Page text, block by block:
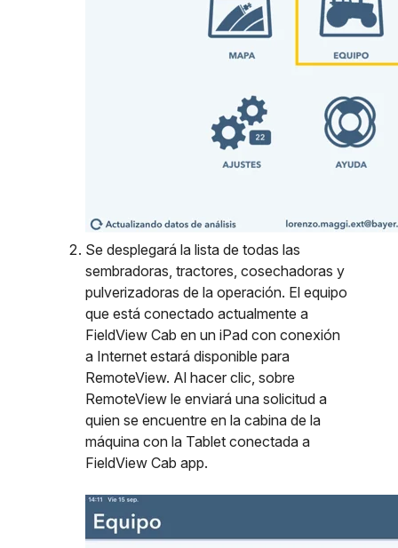
Se desplegará la lista de todas las
sembradoras, tractores, cosechadoras y
pulverizadoras de la operación. El equipo
que está conectado actualmente a
FieldView Cab en un iPad con conexión
a Internet estará disponible para
RemoteView. Al hacer clic, sobre
RemoteView le enviará una solicitud a
quien se encuentre en la cabina de la
máquina con la Tablet conectada a
FieldView Cab app.